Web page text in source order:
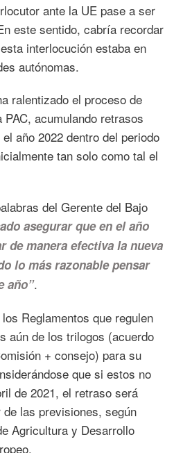
ante la UE pase a ser
este sentido, cabría recordar
interlocución estaba en
autónomas.
ralentizado el proceso de
acumulando retrasos
año 2022 dentro del periodo
tan solo como tal el
del Gerente del Bajo
asegurar que en el año
de manera efectiva la nueva
lo más razonable pensar
año”.
Reglamentos que regulen
aún de los trilogos (acuerdo
+ consejo) para su
que si estos no
de 2021, el retraso será
las previsiones, según
Agricultura y Desarrollo